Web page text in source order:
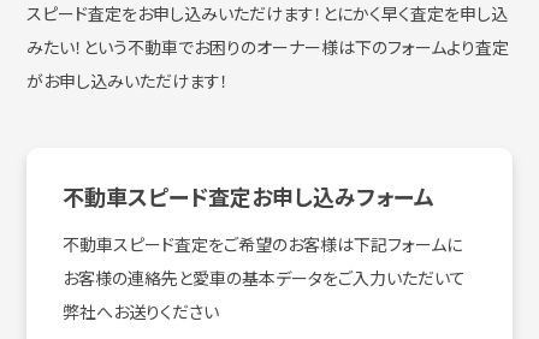
スピード査定をお申し込みいただけます！とにかく早く査定を申し込
みたい！という不動車でお困りのオーナー様は下のフォームより査定
がお申し込みいただけます！
不動車スピード査定お申し込みフォーム
不動車スピード査定をご希望のお客様は下記フォームに
お客様の連絡先と愛車の基本データをご入力いただいて
弊社へお送りください